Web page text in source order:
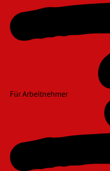
Für Arbeitnehmer